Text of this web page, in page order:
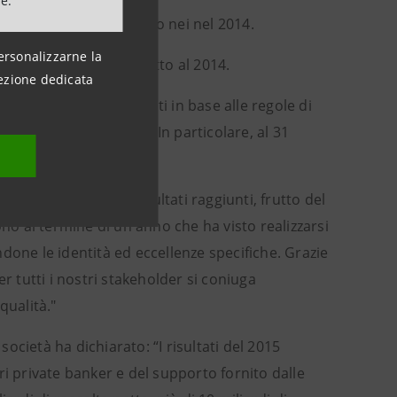
la
dedicata
al 37% registrato nei nel 2014.
milioni (+28%) rispetto al 2014.
Banking, calcolati in base alle regole di
dalla normativa. In particolare, al 31
per i risultati raggiunti, frutto del
al termine di un anno che ha visto realizzarsi
le identità ed eccellenze specifiche. Grazie
tutti i nostri stakeholder si coniuga
ha dichiarato: “I risultati del 2015
private banker e del supporto fornito dalle